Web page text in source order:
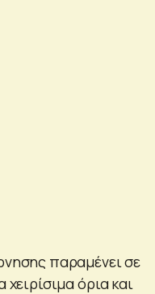
παραμένει σε
όρια και